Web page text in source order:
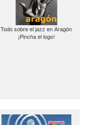
Todo sobre el jazz en Aragón
¡Pincha el logo!